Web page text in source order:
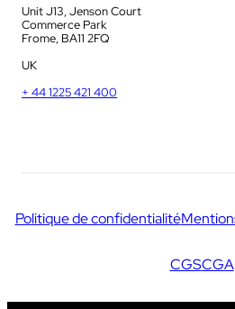
Unit J13, Jenson Court
Commerce Park
Frome, BA11 2FQ
UK
+ 44 1225 421 400
Politique de confidentialité
CGSCGA